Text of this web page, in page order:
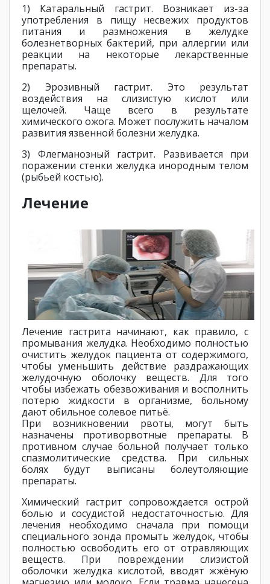
1) Катаральный гастрит. Возникает из-за
употребления в пищу несвежих продуктов
питания и размножения в желудке
болезнетворных бактерий, при аллергии или
реакции на некоторые лекарственные
препараты.
2) Эрозивный гастрит. Это результат
воздействия на слизистую кислот или
щелочей. Чаще всего в результате
химического ожога. Может послужить началом
развития язвенной болезни желудка.
3) Флегманозный гастрит. Развивается при
поражении стенки желудка инородным телом
(рыбьей костью).
Лечение
Лечение гастрита начинают, как правило, с
промывания желудка. Необходимо полностью
очистить желудок пациента от содержимого,
чтобы уменьшить действие раздражающих
желудочную оболочку веществ. Для того
чтобы избежать обезвоживания и восполнить
потерю жидкости в организме, больному
дают обильное солевое питьё.
При возникновении рвоты, могут быть
назначены противорвотные препараты. В
противном случае больной получает только
спазмолитические средства. При сильных
болях будут выписаны болеутоляющие
препараты.
Химический гастрит сопровождается острой
болью и сосудистой недостаточностью. Для
лечения необходимо сначала при помощи
специального зонда промыть желудок, чтобы
полностью освободить его от отравляющих
веществ. При повреждении слизистой
оболочки желудка кислотой, вводят жжёную